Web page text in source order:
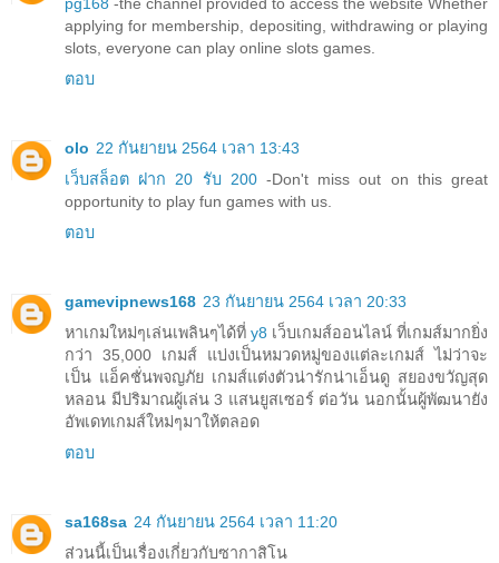
applying for membership, depositing, withdrawing or playing
slots, everyone can play online slots games.
ตอบ
olo 22 กันยายน 2564 เวลา 13:43
เว็บสล็อต ฝาก 20 รับ 200-Don't miss out on this great
opportunity to play fun games with us.
ตอบ
gamevipnews168 23 กันยายน 2564 เวลา 20:33
หาเกมใหม่ๆเล่นเพลินๆได้ที่ y8 เว็บเกมส์ออนไลน์ ที่เกมส์มากยิ่ง
กว่า 35,000 เกมส์ แบ่งเป็นหมวดหมู่ของแต่ละเกมส์ ไม่ว่าจะ
เป็น แอ็คชั่นพจญภัย เกมส์แต่งตัวน่ารักน่าเอ็นดู สยองขวัญสุด
หลอน มีปริมาณผู้เล่น 3 แสนยูสเซอร์ ต่อวัน นอกนั้นผู้พัฒนายัง
อัพเดทเกมส์ใหม่ๆมาให้ตลอด
ตอบ
sa168sa 24 กันยายน 2564 เวลา 11:20
ส่วนนี้เป็นเรื่องเกี่ยวกับซากาสิโน